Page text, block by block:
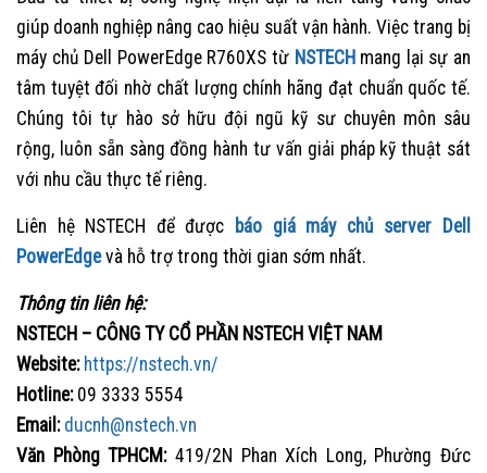
giúp doanh nghiệp nâng cao hiệu suất vận hành. Việc trang bị
máy chủ Dell PowerEdge R760XS từ NSTECH mang lại sự an
tâm tuyệt đối nhờ chất lượng chính hãng đạt chuẩn quốc tế.
Chúng tôi tự hào sở hữu đội ngũ kỹ sư chuyên môn sâu
rộng, luôn sẵn sàng đồng hành tư vấn giải pháp kỹ thuật sát
với nhu cầu thực tế riêng.
Liên hệ NSTECH để được
báo giá máy chủ server Dell
PowerEdgevà hỗ trợ trong thời gian sớm nhất.
Thông tin liên hệ:
NSTECH – CÔNG TY CỔ PHẦN NSTECH VIỆT NAM
Website: https://nstech.vn/
Hotline:09 3333 5554
Email: ducnh@nstech.vn
Văn Phòng TPHCM:419/2N Phan Xích Long, Phường Đức